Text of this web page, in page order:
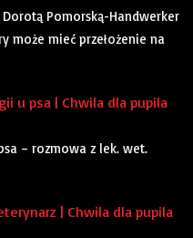
Pomorską-Handwerker
może mieć przełożenie na
u psa | Chwila dla pupila
– rozmowa z lek. wet.
| Chwila dla pupila